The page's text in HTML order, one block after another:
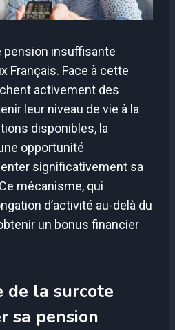
pension insuffisante
Français. Face à cette
activement des
leur niveau de vie à la
disponibles, la
opportunité
significativement sa
mécanisme, qui
d’activité au-delà du
un bonus financier
de la surcote
sa pension